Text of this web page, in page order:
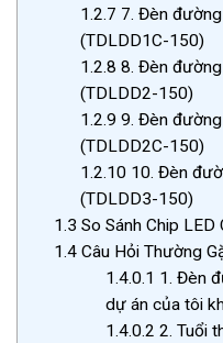
1.2.7 7. Đèn
(TDLDD1C-150)
1.2.8 8. Đèn
(TDLDD2-150)
1.2.99. Đèn đường
(TDLDD2C-150)
1.2.1010. Đèn
(TDLDD3-150)
1.3 So Sánh Chip LED
1.4 Câu Hỏi Thường
1.4.0.1 1. Đèn
dự án của tôi
1.4.0.2 2. Tuổi